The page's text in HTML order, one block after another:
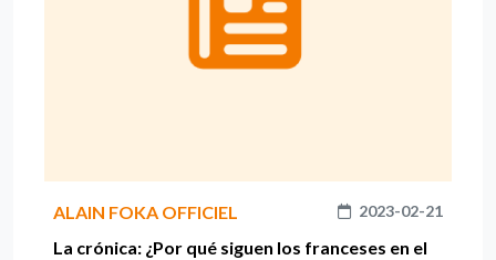
ALAIN FOKA OFFICIEL 2023-02-21
La crónica: ¿Por qué siguen los franceses en el